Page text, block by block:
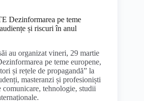
Dezinformarea pe teme
și riscuri în anul
au organizat vineri, 29 martie
pe teme europene,
și rețele de propagandă” la
masteranzi și profesioniști
comunicare, tehnologie, studii